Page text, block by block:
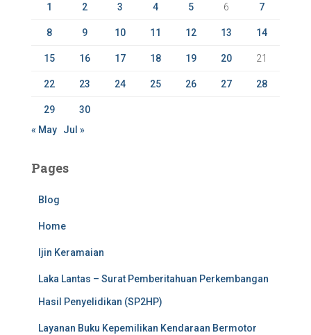
1 2 3 4 5 6 7
8 9 10 11 12 13 14
15 16 17 18 19 20 21
22 23 24 25 26 27 28
29
30
« May
Jul »
Pages
Blog
Home
Ijin Keramaian
Laka Lantas – Surat Pemberitahuan Perkembangan
Hasil Penyelidikan (SP2HP)
Layanan Buku Kepemilikan Kendaraan Bermotor